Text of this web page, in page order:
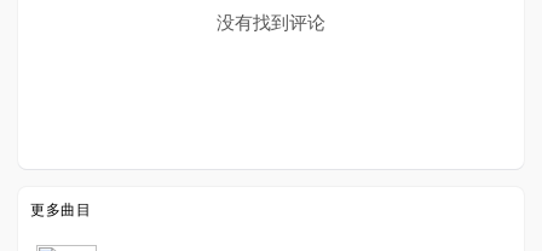
没有找到评论
更多曲目